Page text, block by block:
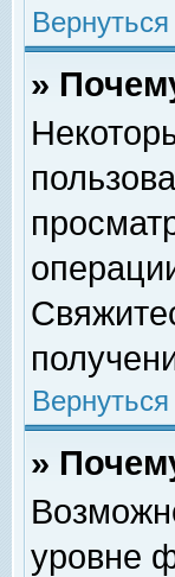
»
»
уровне